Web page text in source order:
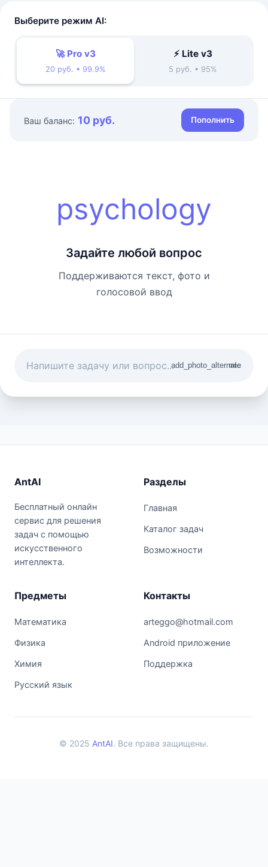
Выберите режим AI:
🚀 Pro v3
20 руб. • 99.9%
⚡ Lite v3
5 руб. • 95%
Ваш баланс: 10 руб. Пополнить
psychology
Задайте любой вопрос
Поддерживаются текст, фото и
голосовой ввод
add_photo_alternate
mic
AntAI
Бесплатный онлайн
сервис для решения
задач с помощью
искусственного
интеллекта.
Разделы
Главная
Каталог задач
Возможности
Предметы
Математика
Физика
Химия
Русский язык
Контакты
arteggo@hotmail.com
Android приложение
Поддержка
© 2025 AntAI. Все права защищены.